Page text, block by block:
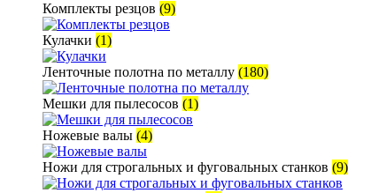
Комплекты резцов (9)
Кулачки (1)
Ленточные полотна по металлу (180)
Мешки для пылесосов (1)
Ножевые валы (4)
Ножи для строгальных и фуговальных станков (9)